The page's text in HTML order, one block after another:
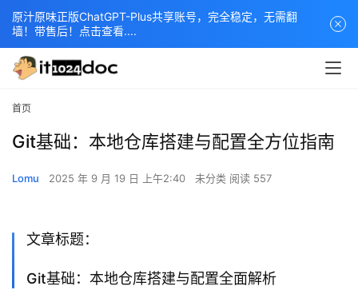
首页
Git基础：本地仓库搭建与配置全方位指南
Lomu 2025 年 9 月 19 日 上午2:40 未分类 阅读 557
文章标题：
Git基础：本地仓库搭建与配置全面解析
原汁原味正版ChatGPT-Plus共享账号，完全稳定，无需翻
墙！带售后！点击查看....